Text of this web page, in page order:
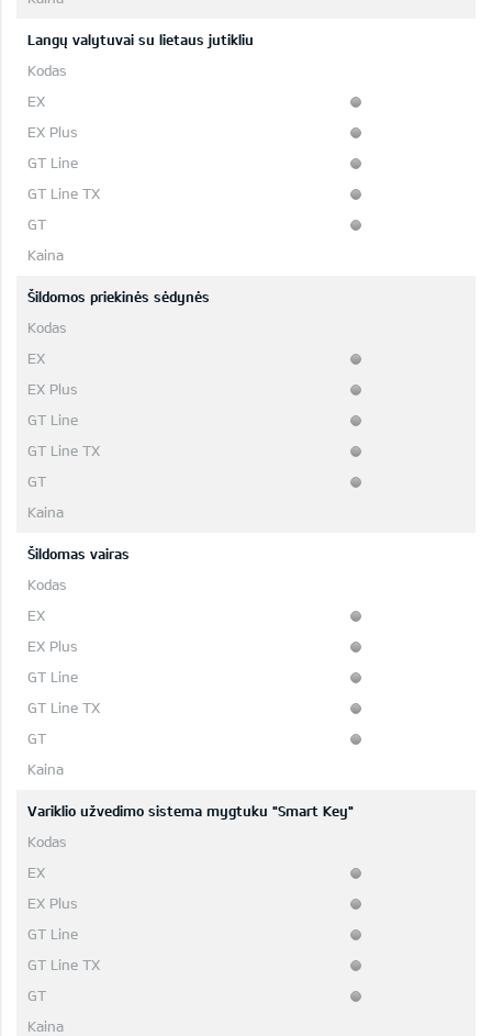
Langų valytuvai su lietaus jutikliu
Šildomos priekinės sėdynės
Šildomas vairas
Variklio užvedimo sistema mygtuku "Smart Key"